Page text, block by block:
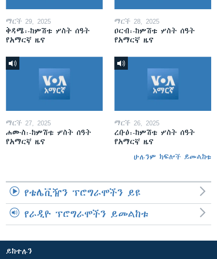
ማርች 29, 2025
ቅዳሜ፡-ከምሽቱ ሦስት ሰዓት
የአማርኛ ዜና
ማርች 28, 2025
ዐርብ፡-ከምሽቱ ሦስት ሰዓት
የአማርኛ ዜና
ማርች 27, 2025
ሐሙስ፡-ከምሽቱ ሦስት ሰዓት
የአማርኛ ዜና
ማርች 26, 2025
ረቡዕ፡-ከምሽቱ ሦስት ሰዓት
የአማርኛ ዜና
ሁሉንም ክፍሎች ይመልከቱ
የቴሌቪዥን ፕሮግራሞችን ይዩ
የራዲዮ ፕሮግራሞችን ይመልከቱ
ይከተሉን